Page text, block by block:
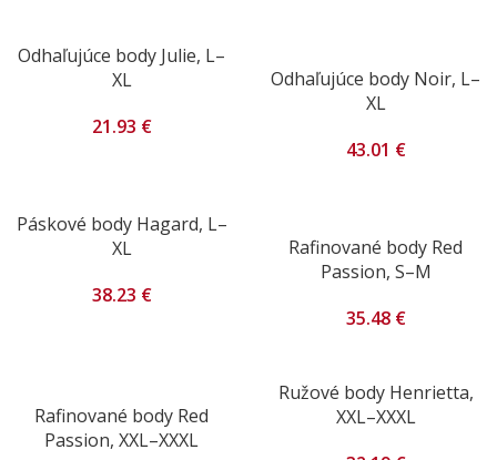
Odhaľujúce body Julie, L–
XL
21.93 €
Odhaľujúce body Noir, L–
XL
43.01 €
Páskové body Hagard, L–
XL
38.23 €
Rafinované body Red
Passion, S–M
35.48 €
Rafinované body Red
Passion, XXL–XXXL
Ružové body Henrietta,
XXL–XXXL